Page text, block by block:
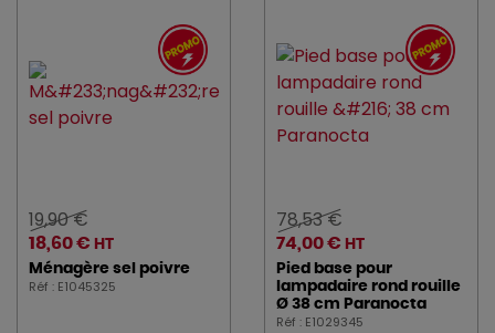
19,90 €
18,60 € HT
Ménagère sel poivre
Réf : E1045325
78,53 €
74,00 € HT
Pied base pour
lampadaire rond rouille
Ø 38 cm Paranocta
Réf : E1029345